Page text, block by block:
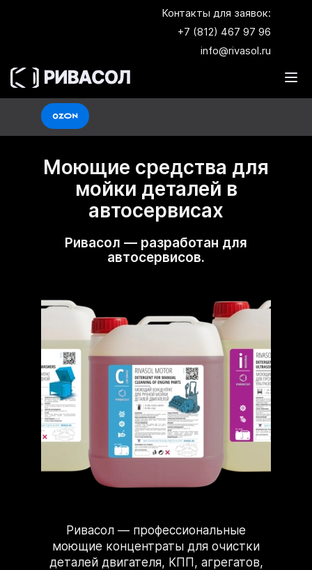
Контакты для заявок:
+7 (812) 467 97 96
info@rivasol.ru
Моющие средства для
мойки деталей в
автосервисах
Ривасол — разработан для
автосервисов.
Ривасол — профессиональные
моющие концентраты для очистки
деталей двигателя, КПП, агрегатов,